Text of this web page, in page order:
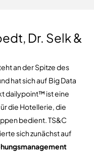
Dr. Selk &
an der Spitze des
hat sich auf Big Data
dailypoint™ ist eine
die Hotellerie, die
bedient. TS&C
sich zunächst auf